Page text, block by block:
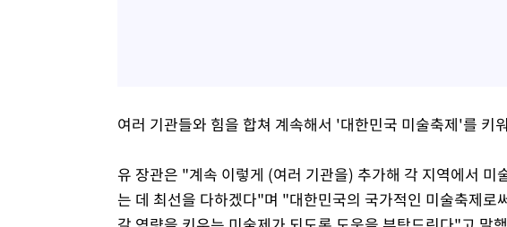
여러 기관들와 힘을 합쳐 계속해서 '대한민국 미술축제'를 키
유 장관은 "계속 이렇게 (여러 기관을) 추가해 각 지역에서 미
는 데 최선을 다하겠다"며 "대한민국의 국가적인 미술축제로